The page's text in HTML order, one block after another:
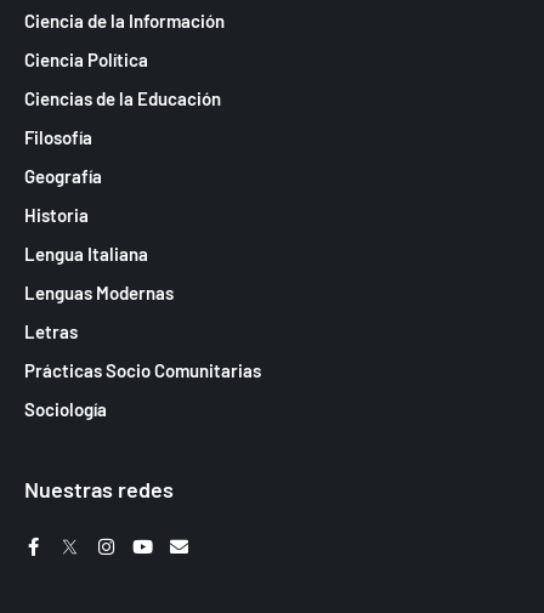
Ciencia de la Información
Ciencia Política
Ciencias de la Educación
Filosofía
Geografía
Historia
Lengua Italiana
Lenguas Modernas
Letras
Prácticas Socio Comunitarias
Sociología
Nuestras redes